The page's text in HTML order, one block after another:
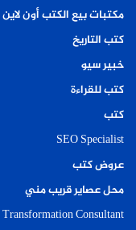
مكتبات بيع الكتب أون لاين
كتب التاريخ
خبير سيو
كتب للقراءة
كتب
SEO Specialist
عروض كتب
محل عصاير قريب مني
Consultant